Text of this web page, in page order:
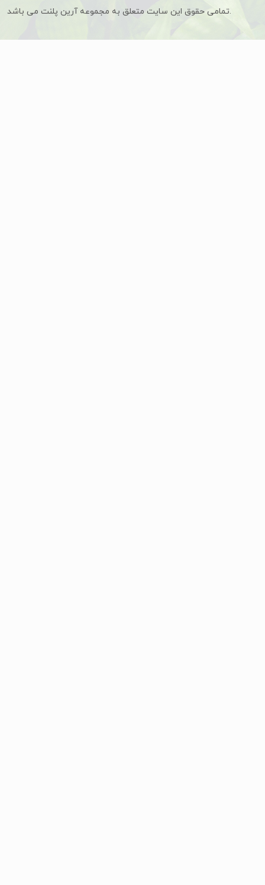
تمامی حقوق این سایت متعلق به مجموعه آرین پلنت می باشد.